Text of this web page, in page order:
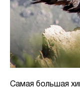
Самая большая